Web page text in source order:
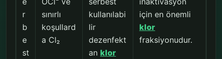
r
b
e
st
sınırlı
koşullard
a Cl₂
kullanılabi
lir
dezenfekt
an klor
için en önemli
klor
fraksiyonudur.